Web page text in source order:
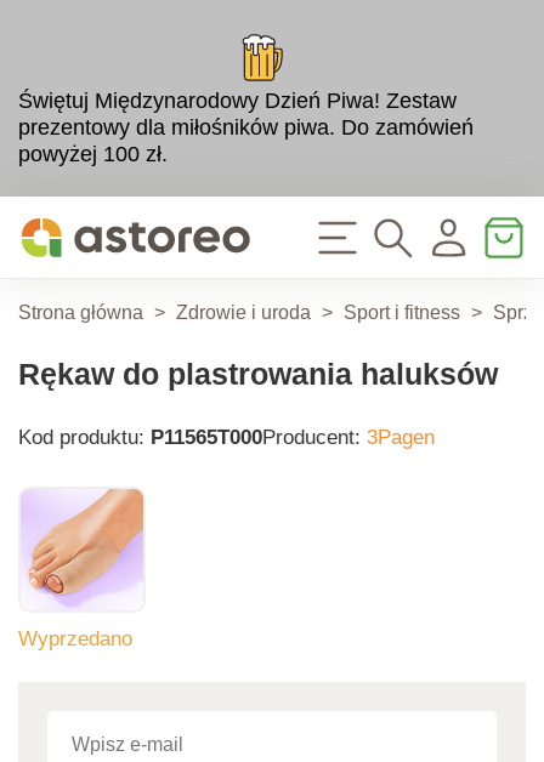
Świętuj Międzynarodowy Dzień Piwa! Zestaw
prezentowy dla miłośników piwa. Do zamówień
powyżej 100 zł.
Strona główna > Zdrowie i uroda > Sport i fitness >
Rękaw do plastrowania haluksów
Kod produktu: P11565T000Producent: 3Pagen
Wyprzedano